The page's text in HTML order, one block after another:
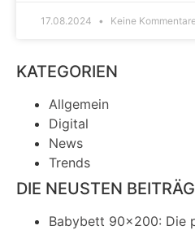
17.08.2024 Keine
KATEGORIEN
Allgemein
Digital
News
Trends
DIE NEUSTEN
Babybett 90×200: Die